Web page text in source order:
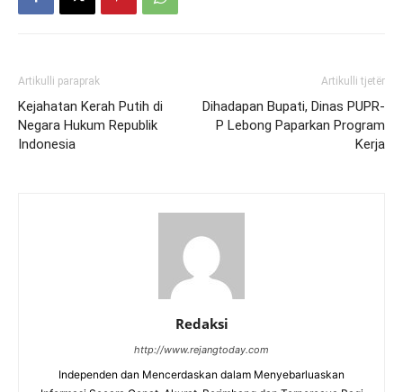
Artikulli paraprak
Kejahatan Kerah Putih di
Negara Hukum Republik
Indonesia
Artikulli tjetër
Dihadapan Bupati, Dinas PUPR-
P Lebong Paparkan Program
Kerja
Redaksi
http://www.rejangtoday.com
Independen dan Mencerdaskan dalam Menyebarluaskan